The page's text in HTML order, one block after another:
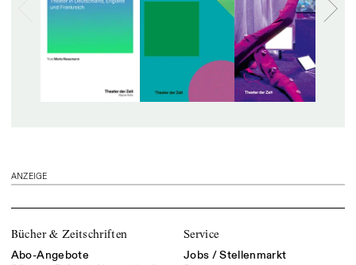
ANZEIGE
Bücher & Zeitschriften
Abo-Angebote
Service
Jobs / Stellenmarkt